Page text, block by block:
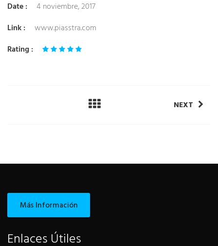
Date :
4 noviembre, 2017
Link :
www.piasstra.com
Rating :
NEXT
Más Información
Enlaces Útiles